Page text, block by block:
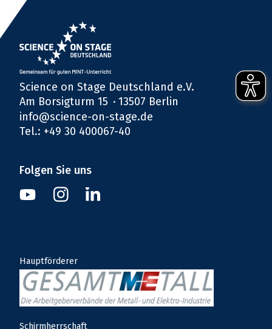
Science on Stage Deutschland e.V.
Am Borsigturm 15
13507 Berlin
info@science-on-stage.de
Tel.: +49 30 400067-40
Folgen Sie uns
YoutubeInstagramLinkedin
Hauptförderer
Schirmherrschaft